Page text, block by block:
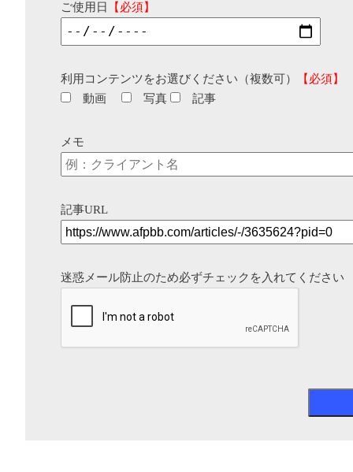
ご使用日 【必須】
利用コンテンツをお選びください（複数可）
【必須】
動画
写真 記事
メモ
記事URL
迷惑メール防止のため必ずチェックを入れてください